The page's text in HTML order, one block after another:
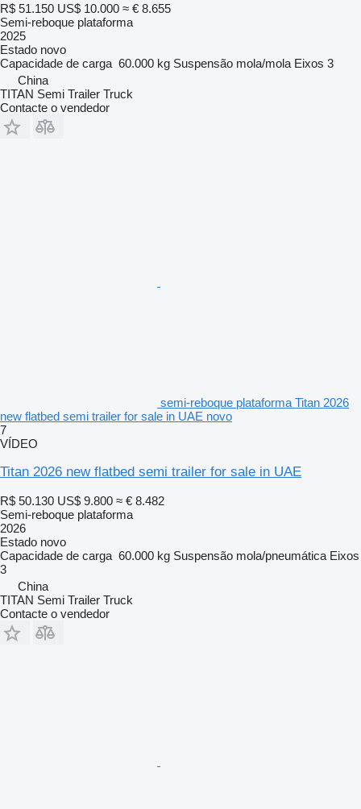
R$ 51.150 US$ 10.000 ≈ € 8.655
Semi-reboque plataforma
2025
Estado novo
Capacidade de carga 60.000 kg Suspensão mola/mola Eixos 3
China
TITAN Semi Trailer Truck
Contacte o vendedor
semi-reboque plataforma Titan 2026
new flatbed semi trailer for sale in UAE novo
7
VÍDEO
Titan 2026 new flatbed semi trailer for sale in UAE
R$ 50.130 US$ 9.800 ≈ € 8.482
Semi-reboque plataforma
2026
Estado novo
Capacidade de carga 60.000 kg Suspensão mola/pneumática Eixos
3
China
TITAN Semi Trailer Truck
Contacte o vendedor